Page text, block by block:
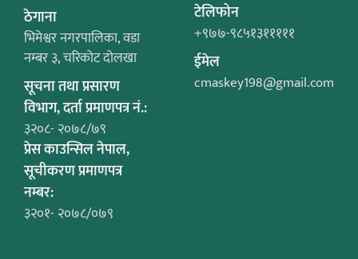
ठेगाना
भिमेश्वर नगरपालिका, वडा
नम्बर ३, चरिकोट दोलखा
सूचना तथा प्रसारण
विभाग, दर्ता प्रमाणपत्र नं.:
३२०८- २०७८/७९
प्रेस काउन्सिल नेपाल,
सूचीकरण प्रमाणपत्र
नम्बर:
३२०१- २०७८/०७९
टेलिफोन
+९७७-९८५१३१११११
ईमेल
cmaskey198@gmail.com